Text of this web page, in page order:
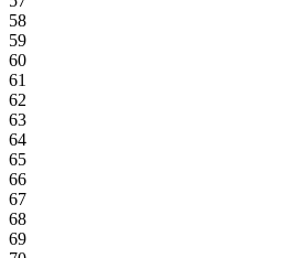
58
59
60
61
62
63
64
65
66
67
68
69